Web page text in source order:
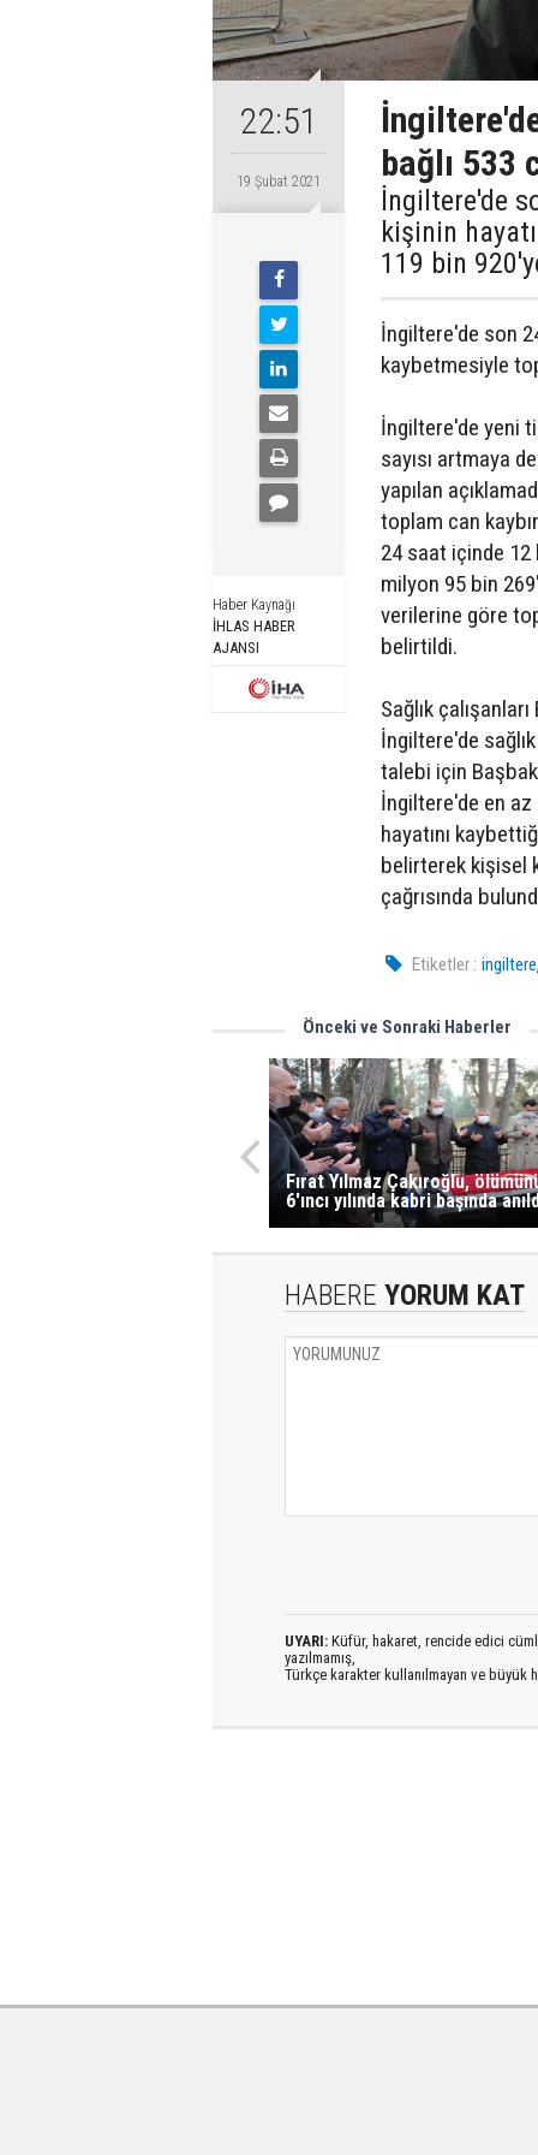
22:51
19 Şubat 2021
Haber Kaynağı
İHLAS HABER
AJANSI
bağlı 533
İngiltere'de
kişinin
119 bin
İngiltere'de son
kaybetmesiyle
İngiltere'de yeni
sayısı artmaya
yapılan
toplam can
24 saat içinde 12
milyon 95 bin
verilerine göre
belirtildi.
Sağlık
İngiltere'de
talebi için
İngiltere'de en az
hayatını
belirterek kişisel
çağrısında
Etiketler : ingiltere
Önceki ve Sonraki Haberler
Fırat Yılmaz Çakıroğlu,
6'ıncı yılında kabri başında
HABERE YORUM KAT
UYARI: Küfür, hakaret, rencide edici
yazılmamış,
Türkçe karakter kullanılmayan ve büyük